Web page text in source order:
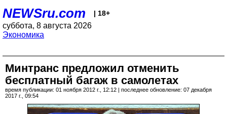
NEWSru.com | 18+
суббота, 8 августа 2026
Экономика
Минтранс предложил отменить
бесплатный багаж в самолетах
время публикации: 01 ноября 2012 г., 12:12 | последнее обновление: 07 декабря
2017 г., 09:54